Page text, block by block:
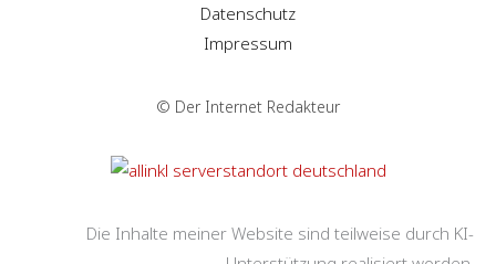
Datenschutz
Impressum
© Der Internet Redakteur
Die Inhalte meiner Website sind teilweise durch KI-